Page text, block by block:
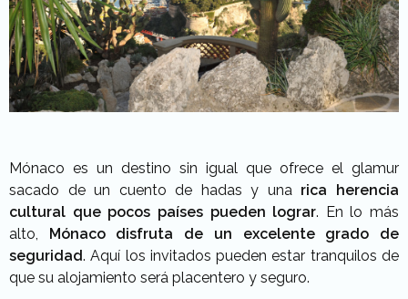
Mónaco es un destino sin igual que ofrece el glamur
sacado de un cuento de hadas y una rica herencia
cultural que pocos países pueden lograr. En lo más
alto,
Mónaco disfruta de un excelente grado de
seguridad. Aquí los invitados pueden estar tranquilos de
que su alojamiento será placentero y seguro.